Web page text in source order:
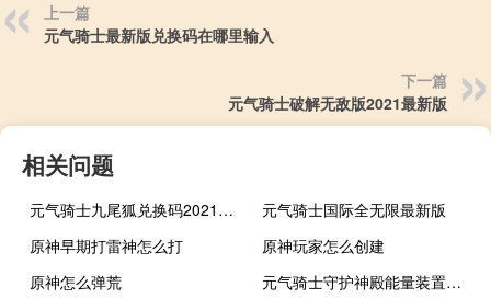
上一篇
元气骑士最新版兑换码在哪里输入
下一篇
元气骑士破解无敌版2021最新版
相关问题
元气骑士九尾狐兑换码2021最新
元气骑士国际全无限最新版
原神早期打雷神怎么打
原神玩家怎么创建
原神怎么弹荒
元气骑士守护神殿能量装置有什么用